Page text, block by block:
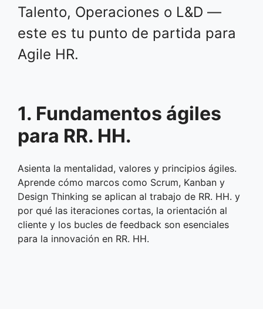
Talento, Operaciones o L&D —
este es tu punto de partida para
Agile HR.
1. Fundamentos ágiles
para RR. HH.
Asienta la mentalidad, valores y principios ágiles.
Aprende cómo marcos como Scrum, Kanban y
Design Thinking se aplican al trabajo de RR. HH. y
por qué las iteraciones cortas, la orientación al
cliente y los bucles de feedback son esenciales
para la innovación en RR. HH.